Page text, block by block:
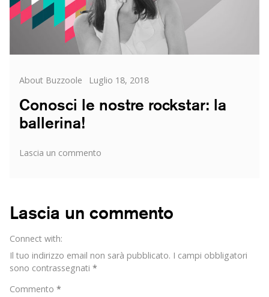
Categorie
About Buzzoole
Posted
Luglio 18, 2018
Conosci le nostre rockstar: la
ballerina!
Lascia un commento
la
Lascia un commento
Connect with:
Il tuo indirizzo email non sarà pubblicato. I campi obbligatori
sono contrassegnati *
Commento *